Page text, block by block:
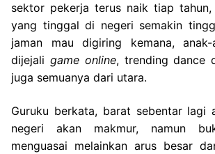
sektor pekerja terus naik tiap
yang tinggal di negeri semakin
jaman mau digiring kemana,
dijejali game online, trending dance
juga semuanya dari utara.
Guruku berkata, barat sebentar lagi
negeri akan makmur, namun
menguasai melainkan arus besar